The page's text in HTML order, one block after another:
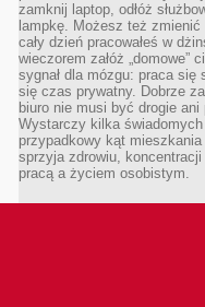
zamknij laptop, odłóż
lampkę. Możesz też zmienić
cały dzień pracowałeś w
wieczorem załóż „domowe”
sygnał dla mózgu: praca się
się czas prywatny. Dobrze
biuro nie musi być drogie ani
Wystarczy kilka
przypadkowy kąt
sprzyja zdrowiu,
pracą a życiem osobistym.